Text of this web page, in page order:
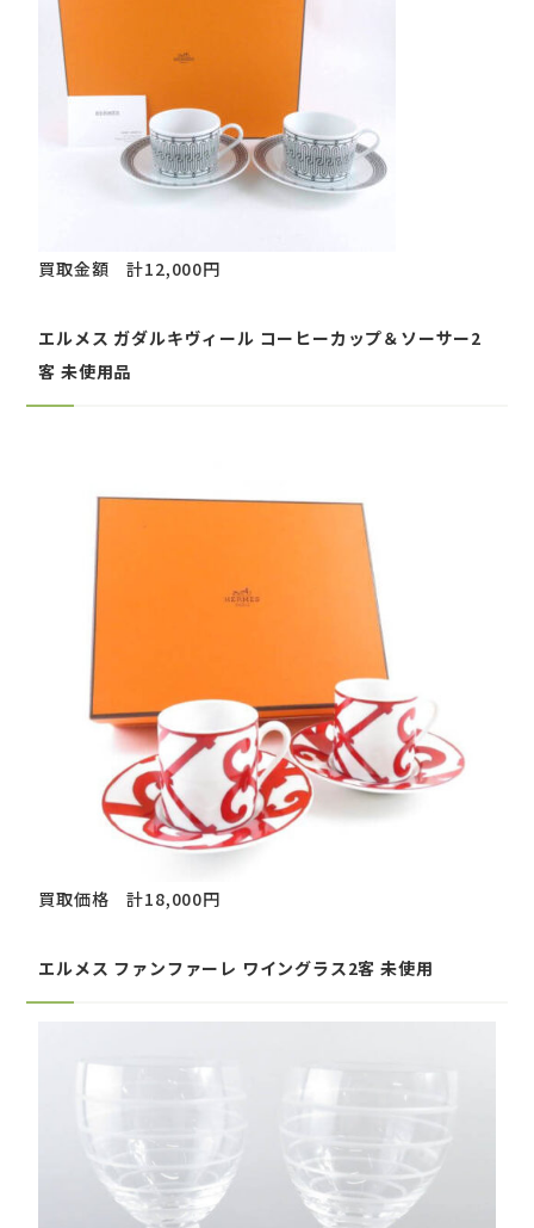
買取金額 計12,000円
エルメス ガダルキヴィール コーヒーカップ＆ソーサー2
客 未使用品
買取価格 計18,000円
エルメス ファンファーレ ワイングラス2客 未使用